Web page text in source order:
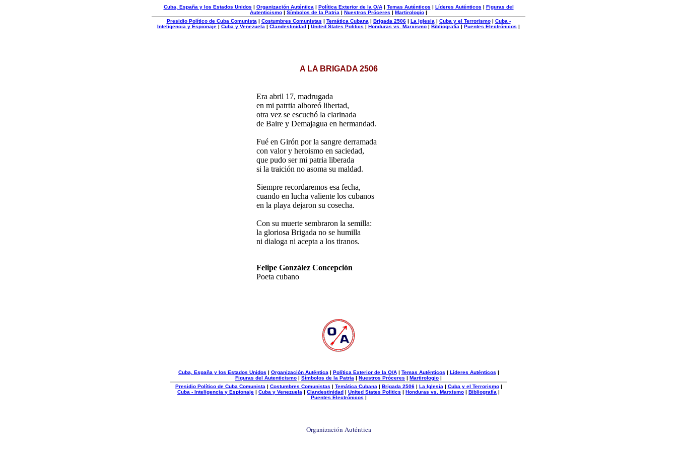
Cuba, España y los Estados Unidos | Organización Auténtica | Política Exterior de la O/A| Temas Auténticos | Líderes Auténticos | Figuras del
Autenticismo | Símbolos de la Patria | Nuestros Próceres | Martirologio |
Presidio Político de Cuba Comunista | Costumbres Comunistas | Temática Cubana | Brigada 2506| La Iglesia | Cuba y el Terrorismo| Cuba -
Inteligencia y Espionaje | Cuba y Venezuela | Clandestinidad | United States Politics | Honduras vs. Marxismo | Bibliografía | Puentes Electrónicos |
A LA BRIGADA 2506
Era abril 17, madrugada
en mi patrtia alboreó libertad,
otra vez se escuchó la clarinada
de Baire y Demajagua en hermandad.
Fué en Girón por la sangre derramada
con valor y heroismo en saciedad,
que pudo ser mi patria liberada
si la traición no asoma su maldad.
Siempre recordaremos esa fecha,
cuando en lucha valiente los cubanos
en la playa dejaron su cosecha.
Con su muerte sembraron la semilla:
la gloriosa Brigada no se humilla
ni dialoga ni acepta a los tiranos.
Felipe González Concepción
Poeta cubano
Cuba, España y los Estados Unidos | Organización Auténtica | Política Exterior de la O/A| Temas Auténticos | Líderes Auténticos |
Figuras del Autenticismo | Símbolos de la Patria | Nuestros Próceres | Martirologio |
Presidio Político de Cuba Comunista | Costumbres Comunistas | Temática Cubana | Brigada 2506| La Iglesia | Cuba y el Terrorismo|
Cuba - Inteligencia y Espionaje | Cuba y Venezuela | Clandestinidad | United States Politics | Honduras vs. Marxismo | Bibliografía |
Puentes Electrónicos |
Organización Auténtica